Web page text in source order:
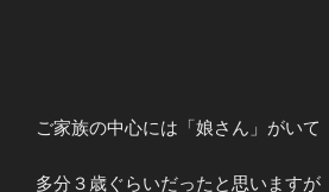
ご家族の中心には「娘さん」がいて
多分３歳ぐらいだったと思いますが